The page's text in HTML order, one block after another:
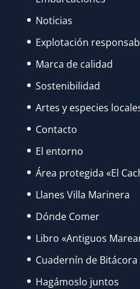
Noticias
Explotación
Marca de calidad
Sostenibilidad
Artes y especies
Contacto
El entorno
Área protegida «El
Llanes Villa Marinera
Dónde Comer
Libro «Antiguos
Cuadernín de Bitácora
Hagámoslo juntos